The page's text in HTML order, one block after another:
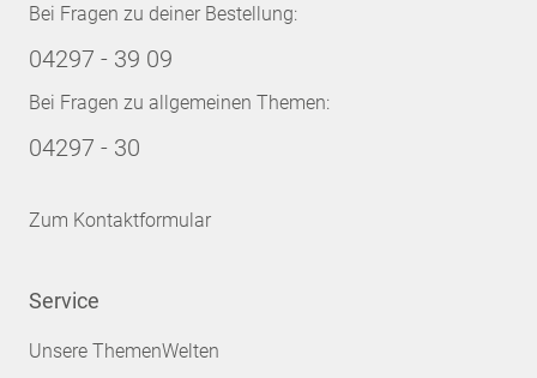
Bei Fragen zu deiner Bestellung:
04297 - 39 09
Bei Fragen zu allgemeinen Themen:
04297 - 30
Zum Kontaktformular
Service
Unsere ThemenWelten